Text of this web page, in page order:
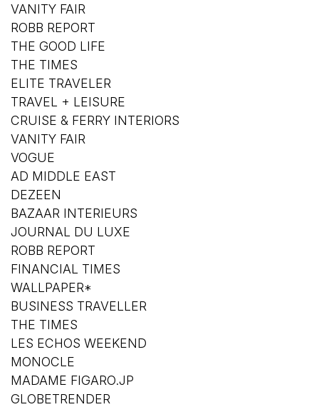
VANITY FAIR
ROBB REPORT
THE GOOD LIFE
THE TIMES
ELITE TRAVELER
TRAVEL + LEISURE
CRUISE & FERRY INTERIORS
VANITY FAIR
VOGUE
AD MIDDLE EAST
DEZEEN
BAZAAR INTERIEURS
JOURNAL DU LUXE
ROBB REPORT
FINANCIAL TIMES
WALLPAPER*
BUSINESS TRAVELLER
THE TIMES
LES ECHOS WEEKEND
MONOCLE
MADAME FIGARO.JP
GLOBETRENDER